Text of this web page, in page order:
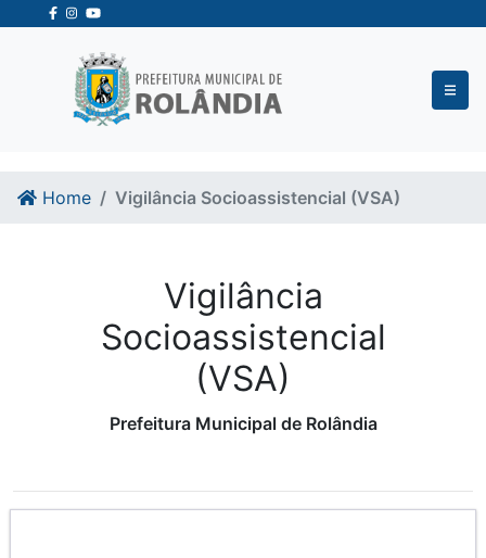
Ir para o conteudo
Ir para o fim do conteudo
Home Vigilância Socioassistencial (VSA)
Vigilância
Socioassistencial
(VSA)
Prefeitura Municipal de Rolândia